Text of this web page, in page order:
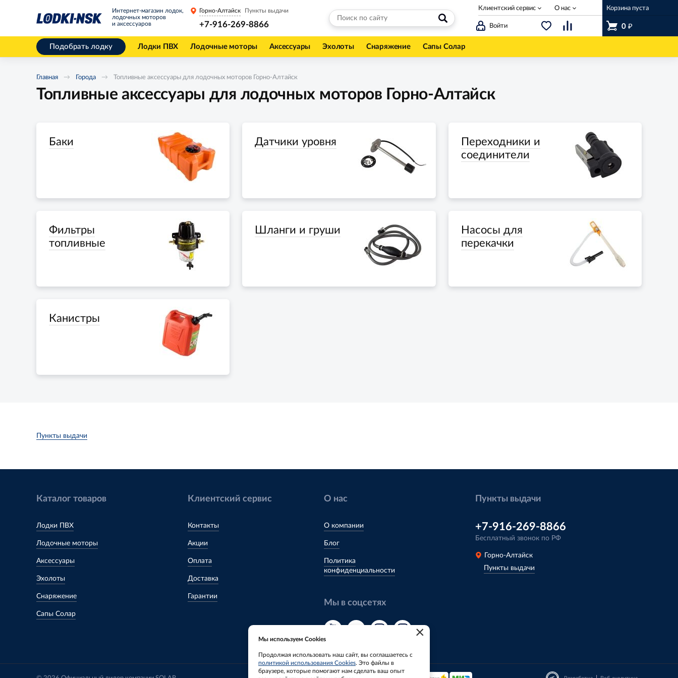
Интернет-магазин лодок,
лодочных моторов
и аксессуаров
Войти
Корзина пуста
0 ₽
Горно-Алтайск Пункты выдачи
+7-916-269-8866
Клиентский сервис О нас
Подобрать лодку Лодки ПВХ Лодочные моторы Аксессуары Эхолоты Снаряжение Сапы Солар
Главная Города Топливные аксессуары для лодочных моторов Горно-Алтайск
Топливные аксессуары для лодочных моторов Горно-Алтайск
Баки Датчики уровня
Переходники и
соединители
Фильтры
топливные
Шланги и груши
Насосы для
перекачки
Канистры
Пункты выдачи
Каталог товаров
Лодки ПВХ
Лодочные моторы
Аксессуары
Эхолоты
Снаряжение
Сапы Солар
Клиентский сервис
Контакты
Акции
Оплата
Доставка
Гарантии
О нас
О компании
Блог
Политика
конфиденциальности
Мы в соцсетях
Пункты выдачи
+7-916-269-8866
Бесплатный звонок по РФ
Горно-Алтайск
Пункты выдачи
×
Мы используем Cookies
Продолжая использовать наш сайт, вы соглашаетесь с
политикой использования Cookies. Это файлы в
браузере, которые помогают нам сделать ваш опыт